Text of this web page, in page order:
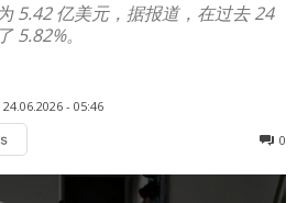
5.42 亿美元，据报道，在过去 24
5.82%。
24.06.2026 - 05:46
0